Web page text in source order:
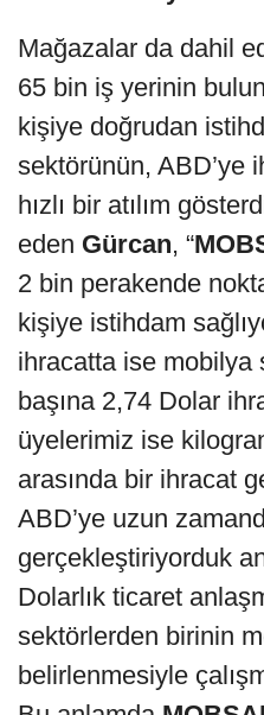
Mağazalar da dahil
65 bin iş yerinin
kişiye doğrudan
sektörünün, ABD’ye
hızlı bir atılım
eden Gürcan, “
2 bin perakende
kişiye istihdam
ihracatta ise mobilya
başına 2,74 Dolar
üyelerimiz ise
arasında bir ihracat
ABD’ye uzun
gerçekleştiriyorduk
Dolarlık ticaret
sektörlerden birinin
belirlenmesiyle